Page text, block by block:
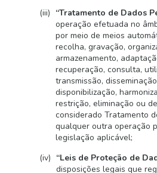
“Tratamento de Dados
operação efetuada no
por meio de meios
recolha, gravação,
armazenamento,
recuperação, consulta,
transmissão,
disponibilização,
restrição, eliminação ou
considerado Tratamento
qualquer outra operação
legislação aplicável;
“Leis de Proteção de
disposições legais que